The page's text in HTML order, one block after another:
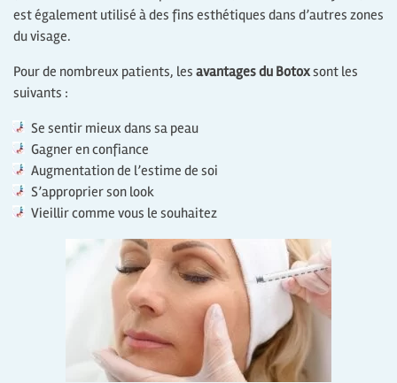
est également utilisé à des fins esthétiques dans d’autres zones
du visage.
Pour de nombreux patients, les avantages du Botoxsont les
suivants :
Se sentir mieux dans sa peau
Gagner en confiance
Augmentation de l’estime de soi
S’approprier son look
Vieillir comme vous le souhaitez